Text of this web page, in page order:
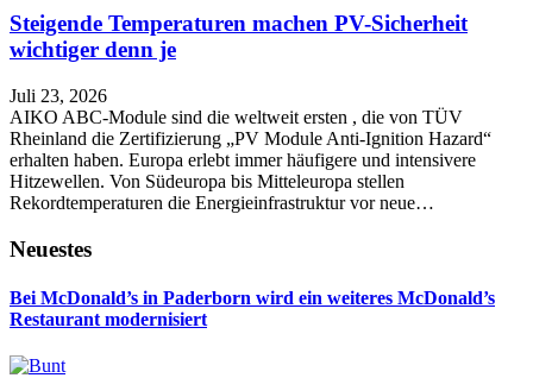
Steigende Temperaturen machen PV-Sicherheit
wichtiger denn je
Juli 23, 2026
AIKO ABC-Module sind die weltweit ersten , die von TÜV
Rheinland die Zertifizierung „PV Module Anti-Ignition Hazard“
erhalten haben. Europa erlebt immer häufigere und intensivere
Hitzewellen. Von Südeuropa bis Mitteleuropa stellen
Rekordtemperaturen die Energieinfrastruktur vor neue…
Neuestes
Bei McDonald’s in Paderborn wird ein weiteres McDonald’s
Restaurant modernisiert